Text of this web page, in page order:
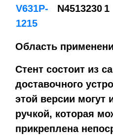
V631P-
1215
N4513230 1
Область
Стент состоит из
доставочного
этой версии могут
ручкой, которая
прикреплена